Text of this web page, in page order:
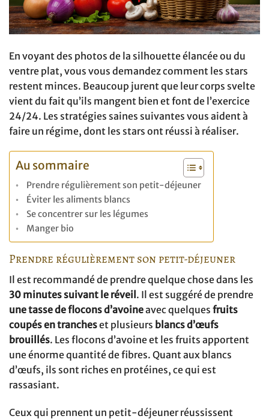
En voyant des photos de la silhouette élancée ou du
ventre plat, vous vous demandez comment les stars
restent minces. Beaucoup jurent que leur corps svelte
vient du fait qu’ils mangent bien et font de l’exercice
24/24. Les stratégies saines suivantes vous aident à
faire un régime, dont les stars ont réussi à réaliser.
Au sommaire
Prendre régulièrement son petit-déjeuner
Éviter les aliments blancs
Se concentrer sur les légumes
Manger bio
Prendre régulièrement son petit-déjeuner
Il est recommandé de prendre quelque chose dans les
30 minutes suivant le réveil . Il est suggéré de prendre
une tasse de flocons d’avoineavec quelques fruits
coupés en trancheset plusieurs blancs d’œufs
brouillés. Les flocons d’avoine et les fruits apportent
une énorme quantité de fibres. Quant aux blancs
d’œufs, ils sont riches en protéines, ce qui est
rassasiant.
Ceux qui prennent un petit-déjeuner réussissent